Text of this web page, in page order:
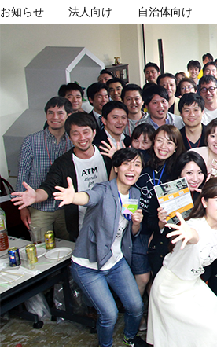
お知らせ 法人向け 自治体向け